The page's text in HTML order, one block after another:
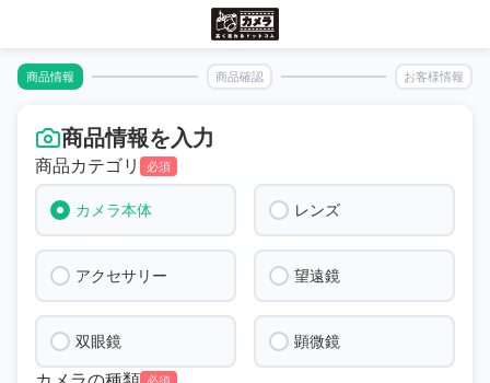
商品情報 商品確認 お客様情報
商品情報を入力
商品カテゴリ 必須
カメラ本体 レンズ
アクセサリー 望遠鏡
双眼鏡 顕微鏡